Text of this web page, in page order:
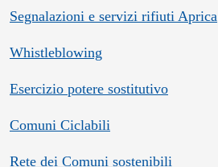
Segnalazioni e servizi rifiuti Aprica
Whistleblowing
Esercizio potere sostitutivo
Comuni Ciclabili
Rete dei Comuni sostenibili